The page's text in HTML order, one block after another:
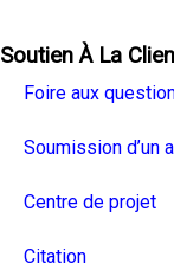
Soutien À La
Foire aux
Soumission d’un
Centre de projet
Citation